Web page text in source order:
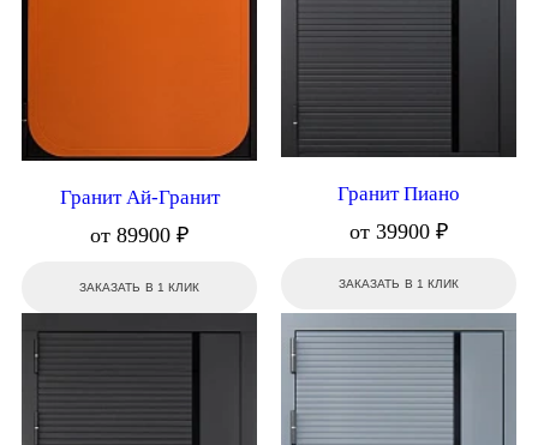
Гранит Ай-Гранит
от 89900 ₽
ЗАКАЗАТЬ В 1 КЛИК
Гранит Пиано
от 39900 ₽
ЗАКАЗАТЬ В 1 КЛИК